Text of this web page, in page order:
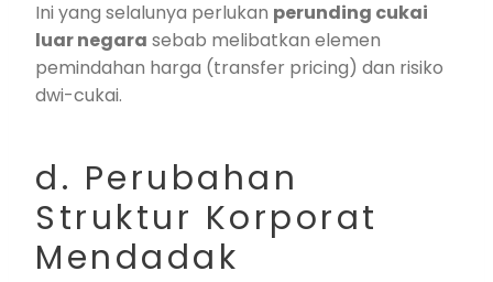
Ini yang selalunya perlukan perunding cukai
luar negara sebab melibatkan elemen
pemindahan harga (transfer pricing) dan risiko
dwi-cukai.
d. Perubahan
Struktur Korporat
Mendadak